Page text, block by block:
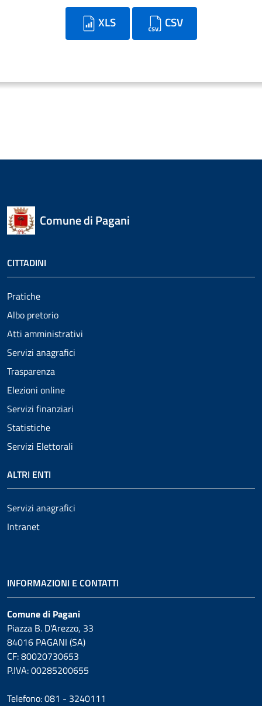
XLS CSV
Comune di Pagani
CITTADINI
Pratiche
Albo pretorio
Atti amministrativi
Servizi anagrafici
Trasparenza
Elezioni online
Servizi finanziari
Statistiche
Servizi Elettorali
ALTRI ENTI
Servizi anagrafici
Intranet
INFORMAZIONI E CONTATTI
Comune di Pagani
Piazza B. D'Arezzo, 33
84016 PAGANI (SA)
CF: 80020730653
P.IVA: 00285200655
Telefono: 081 - 3240111